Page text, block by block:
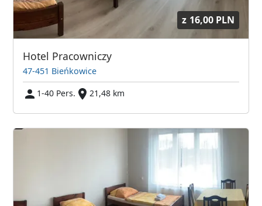
z 16,00 PLN
Hotel Pracowniczy
47-451 Bieńkowice
1-40 Pers.
21,48 km